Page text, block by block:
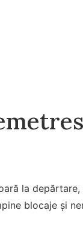
la
blocaje și